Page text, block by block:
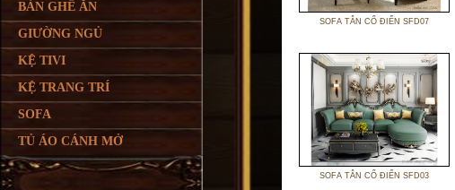
BÀN GHẾ ĂN
GIƯỜNG NGỦ
KỆ TIVI
KỆ TRANG TRÍ
SOFA
TỦ ÁO CÁNH MỞ
SOFA TÂN CỔ ĐIỂN SFD07
SOFA TÂN CỔ ĐIỂN SFD03